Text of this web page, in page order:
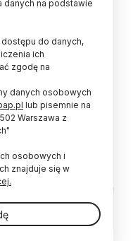
na
prof. Jacek
strong>
Roku
Instytut
konferencji wzięli
i krytycy muzyczni.
refleksji
i estetyce
z historią idei
danych na podstawie
do danych,
ich
zgodę na
danych osobowych
lub pisemnie na
Warszawa z
osobowych i
znajduje się w